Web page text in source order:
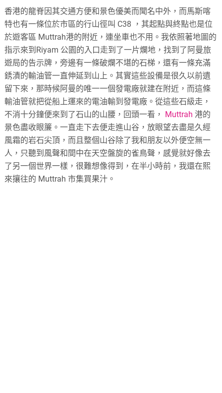
香港的龍脊因其交通方便和景色優美而聞名中外，而馬斯喀
特也有一條位於市區的行山徑叫 C38 ，其起點與終點也是位
於遊客區 Muttrah港的附近，連坐車也不用。我依照著地圖的
指示來到Riyam 公園的入口走到了一片爛地，找到了阿曼旅
遊局的告示牌，旁邊有一條破爛不堪的石梯，還有一條充滿
銹漬的輸油管一直伸延到山上。其實這些設備是很久以前遺
留下來，那時候阿曼的唯一一個發電廠就建在附近，而這條
輸油管就把從船上運來的電油輸到發電廠。從這些石級走，
不消十分鐘便來到了石山的山腰，回頭一看， Muttrah 港的
景色盡收眼簾。一直走下去便走進山谷，放眼望去盡是久經
風霜的岩石尖頂，而且整個山谷除了我和朋友以外便空無一
人，只聽到風聲和間中在天空盤旋的雀鳥聲，感覺就好像去
了另一個世界一樣，很難想像得到，在半小時前，我還在熙
來攘往的 Muttrah 市集買果汁。